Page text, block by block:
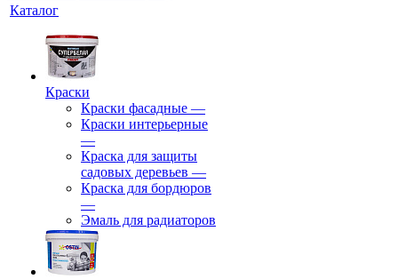
Каталог
Краски
Краски фасадные —
Краски интерьерные
—
Краска для защиты
садовых деревьев —
⁠Краска для бордюров
—
Эмаль для радиаторов